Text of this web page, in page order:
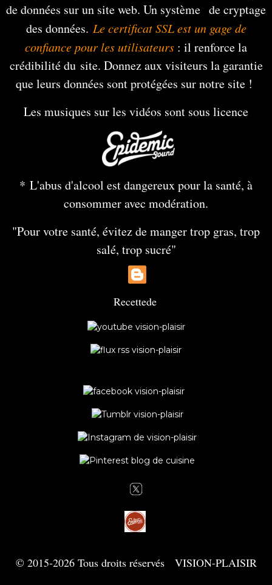
de données sur un site web. Un système de cryptage
des données. Le certificat SSL est un gage de
confiance pour les utilisateurs : il renforce la
crédibilité du site. Donnez aux visiteurs la garantie
que leurs données sont protégées sur notre site !
Les musiques sur les vidéos sont sous licence
* L'abus d'alcool est dangereux pour la santé, à
consommer avec modération.
"Pour votre santé, évitez de manger trop gras, trop
salé, trop sucré"
Recettede
© 2015-2026 Tous droits réservés VISION-PLAISIR